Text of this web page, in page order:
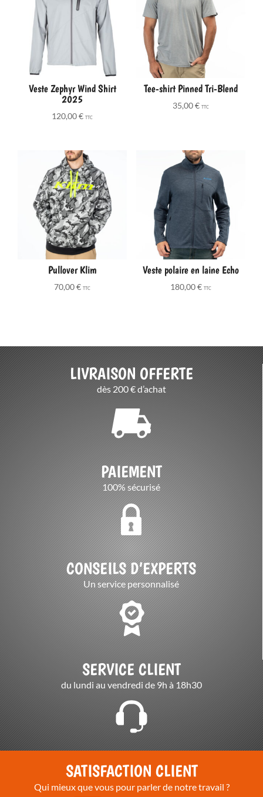
Veste Zephyr Wind Shirt
2025
120,00€ TTC
Tee-shirt Pinned Tri-Blend
35,00€ TTC
Pullover Klim
70,00€ TTC
Veste polaire en laine Echo
180,00€ TTC
LIVRAISON OFFERTE
dès 200 € d’achat
PAIEMENT
100% sécurisé
CONSEILS D’EXPERTS
Un service personnalisé
SERVICE CLIENT
du lundi au vendredi de 9h à 18h30
SATISFACTION CLIENT
Qui mieux que vous pour parler de notre travail ?